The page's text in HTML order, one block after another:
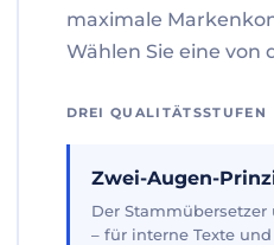
maximale
Wählen Sie eine von
DREI QUALITÄTSSTUFEN
Zwei-Augen-
Der
– für interne Texte